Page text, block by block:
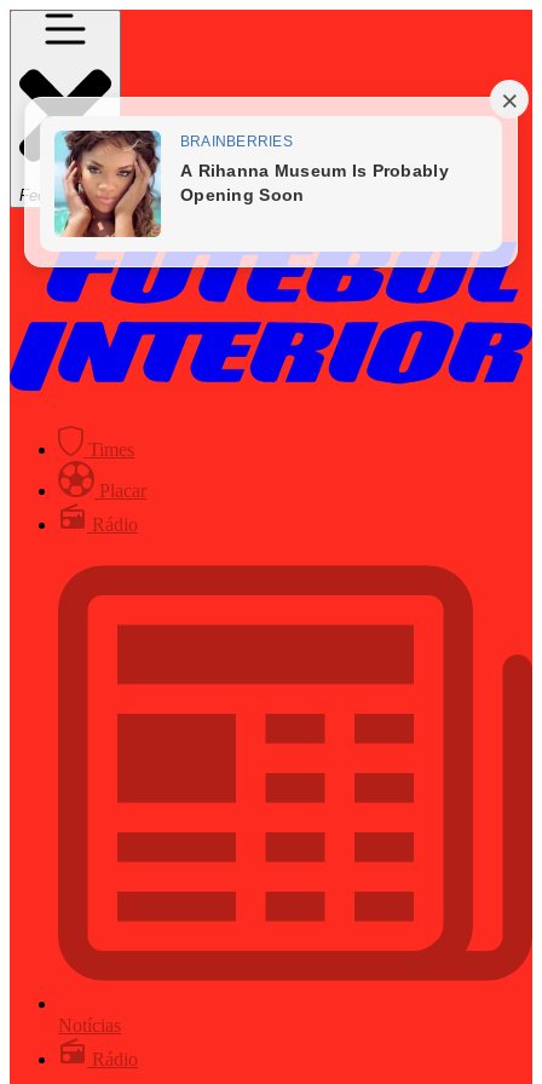
Fechar Menu
Times
Placar
Rádio
Notícias
Rádio